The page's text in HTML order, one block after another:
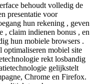
behoudt volledig de
presentatie voor
hun rekening , geven
, claim indienen bonus , en
hun mobiele browsers .
optimaliseren mobiel site
rekt losbandig
gelijkstelt
Chrome en Firefox.